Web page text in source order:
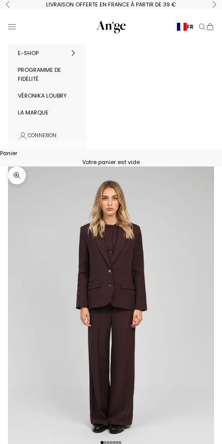
Passer au contenu
Précédent LIVRAISON OFFERTE EN FRANCE À PARTIR DE 39 €
Ange Paris
Menu FR
E-SHOP
PROGRAMME DE
FIDÉLITÉ
VÉRONIKA LOUBRY
LA MARQUE
CONNEXION
Panier
Votre panier est vide
Zoomer sur l'image